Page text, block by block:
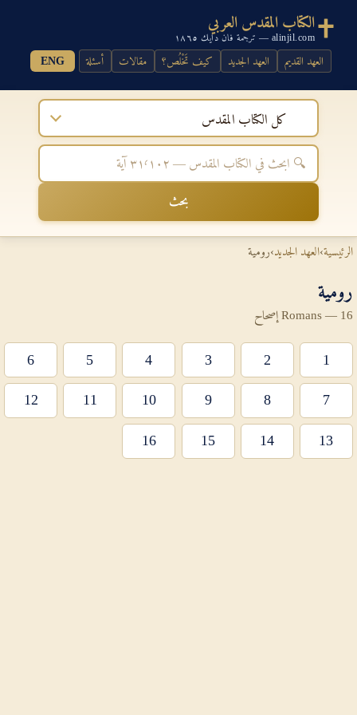
الكتاب المقدس العربي
alinjil.com — ترجمة فان دايك ١٨٦٥
العهد القديم العهد الجديد كيف تَخْلُص؟ مقالات أسئلة ENG
كل الكتاب المقدس
بحث
الرئيسية›العهد الجديد›رومية
رومية
Romans — 16 إصحاح
1
2
3
4
5
6
7
8
9
10
11
12
13
14
15
16